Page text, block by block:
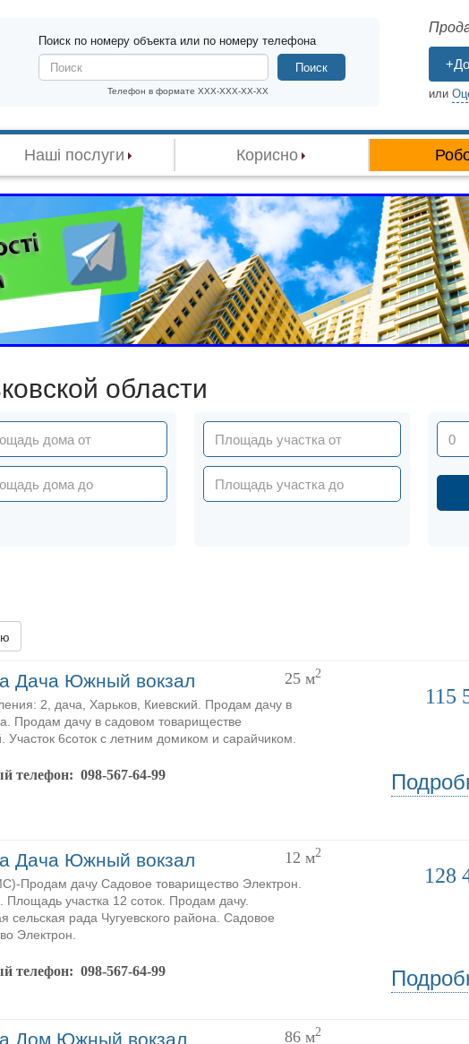
Поиск по номеру объекта или по номеру телефона
Телефон в формате XXX-XXX-XX-XX
Поиск
или
Наші послуги Корисно
области
Дача Южный вокзал 25м2
2, дача, Харьков, Киевский. Продам дачу в
Продам дачу в садовом товариществе
6соток с летним домиком и сарайчиком.
115
телефон: 098-567-64-99
Дача Южный вокзал 12 м2
Продам дачу Садовое товарищество Электрон.
Площадь участка 12 соток. Продам дачу.
сельская рада Чугуевского района. Садовое
Электрон.
128
телефон: 098-567-64-99
Дом Южный вокзал 86м2